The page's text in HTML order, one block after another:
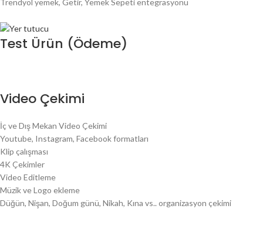
Trendyol yemek, Getir, Yemek Sepeti entegrasyonu
Test Ürün (Ödeme)
Video Çekimi
İç ve Dış Mekan Video Çekimi
Youtube, Instagram, Facebook formatları
Klip çalışması
4K Çekimler
Video Editleme
Müzik ve Logo ekleme
Düğün, Nişan, Doğum günü, Nikah, Kına vs.. organizasyon çekimi